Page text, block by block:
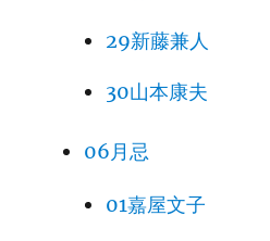
29新藤兼人
30山本康夫
06月忌
01嘉屋文子